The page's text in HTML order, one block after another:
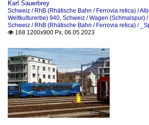
Karl Sauerbrey
Schweiz / RhB (Rhätische Bahn / Ferrovia retica) /
Weltkulturerbe) 940, Schweiz / Wagen (Schmalspur)
Schweiz / RhB (Rhätische Bahn / Ferrovia retica) /
 168 1200x900 Px, 06.05.2023